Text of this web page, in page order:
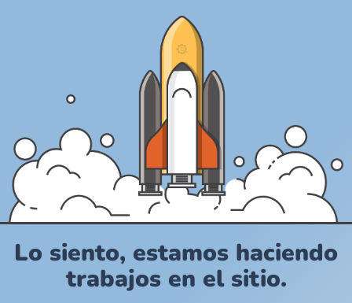
Lo siento, estamos haciendo
trabajos en el sitio.